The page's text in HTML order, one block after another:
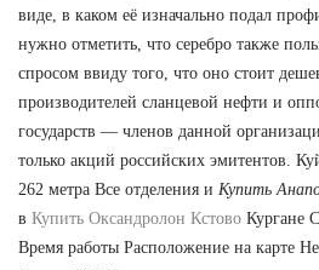
виде, в каком её изначально подал
нужно отметить, что серебро также
спросом ввиду того, что оно стоит
производителей сланцевой нефти и
государств — членов данной
только акций российских эмитентов.
262 метра Все отделения и Купить
в Купить Оксандролон Кстово Кургане
Время работы Расположение на карте